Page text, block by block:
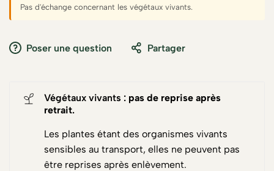
Pas d'échange concernant les végétaux vivants.
Poser une question Partager
Végétaux vivants : pas de reprise après
retrait.
Les plantes étant des organismes vivants
sensibles au transport, elles ne peuvent pas
être reprises après enlèvement.